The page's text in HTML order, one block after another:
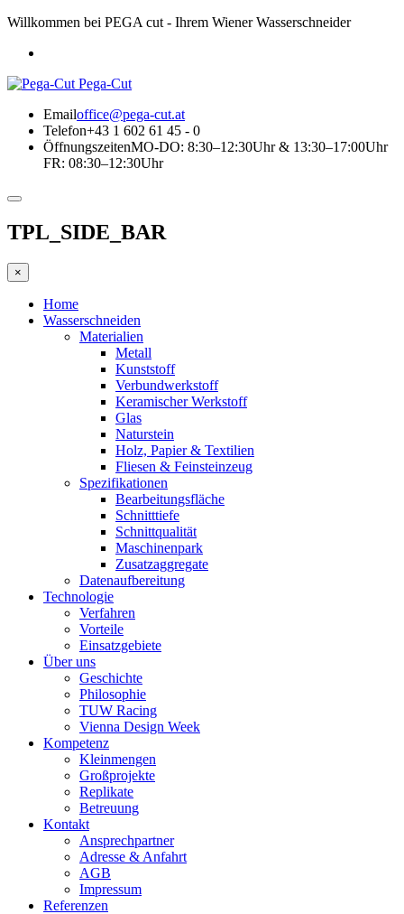
Willkommen bei PEGA cut - Ihrem Wiener Wasserschneider
Pega-Cut
Emailoffice@pega-cut.at
Telefon+43 1 602 61 45 - 0
ÖffnungszeitenMO-DO: 8:30–12:30Uhr & 13:30–17:00Uhr
FR: 08:30–12:30Uhr
TPL_SIDE_BAR
×
Home
Wasserschneiden
Materialien
Metall
Kunststoff
Verbundwerkstoff
Keramischer Werkstoff
Glas
Naturstein
Holz, Papier & Textilien
Fliesen & Feinsteinzeug
Spezifikationen
Bearbeitungsfläche
Schnitttiefe
Schnittqualität
Maschinenpark
Zusatzaggregate
Datenaufbereitung
Technologie
Verfahren
Vorteile
Einsatzgebiete
Über uns
Geschichte
Philosophie
TUW Racing
Vienna Design Week
Kompetenz
Kleinmengen
Großprojekte
Replikate
Betreuung
Kontakt
Ansprechpartner
Adresse & Anfahrt
AGB
Impressum
Referenzen